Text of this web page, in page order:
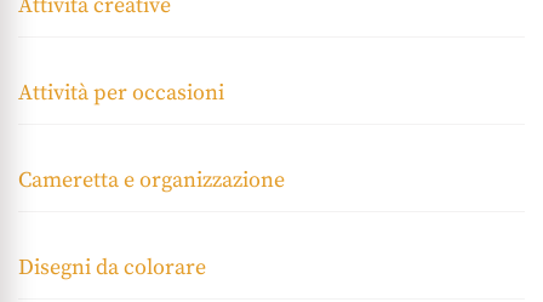
Attività creative
Attività per occasioni
Cameretta e organizzazione
Disegni da colorare